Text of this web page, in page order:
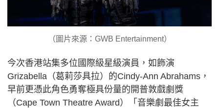
（圖片來源：GWB Entertainment）
今次香港站集多位國際級星級演員，如飾演
Grizabella（葛莉莎具拉）的Cindy-Ann Abrahams，
早前更憑此角色勇奪極具份量的開普敦戲劇獎
（Cape Town Theatre Award）「音樂劇最佳女主